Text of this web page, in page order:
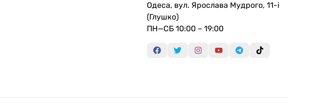
Одеса, вул. Ярослава Мудрого, 11-i
(Глушко)
ПН—СБ 10:00 – 19:00